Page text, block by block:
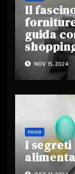
Il
guida
NOV 15, 2024
FOOD
I segreti